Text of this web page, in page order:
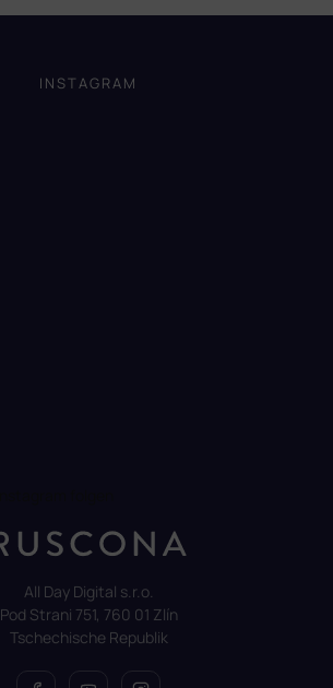
INSTAGRAM
All Day Digital s.r.o.
Pod Strani 751, 760 01 Zlín
Tschechische Republik